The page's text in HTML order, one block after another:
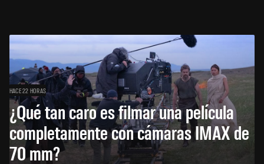
HACE 22 HORAS
¿Qué tan caro es filmar una película
completamente con cámaras IMAX de
70 mm?